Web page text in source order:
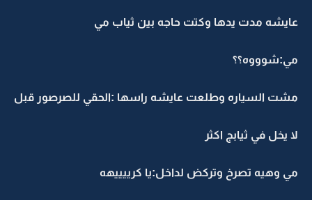
عايشه مدت يدها وكتت حاجه بين ثياب مي
مي:شوووه؟؟
مشت السياره وطلعت عايشه راسها :الحقي للصرصور قبل
لا يخل في ثيابج اكثر
مي وهيه تصرخ وتركض لداخل:يا كرييييهه